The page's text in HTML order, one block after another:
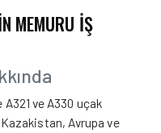
MEMURU IŞ
ve A330 uçak
Avrupa ve